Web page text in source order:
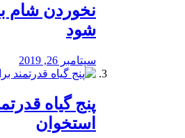
نخوردن شام
‌شود
سپتامبر 26, 2019
پنج گیاه
استخوان